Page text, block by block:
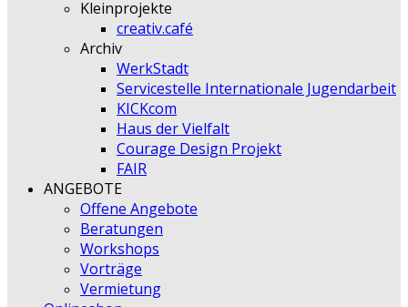
Kleinprojekte
creativ.café
Archiv
WerkStadt
Servicestelle Internationale Jugendarbeit
KICKcom
Haus der Vielfalt
Courage Design Projekt
FAIR
ANGEBOTE
Offene Angebote
Beratungen
Workshops
Vorträge
Vermietung